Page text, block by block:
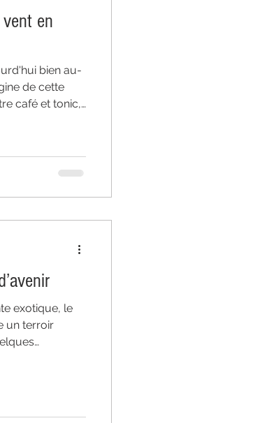
en
bien au-
de cette
café et tonic,
exotique, le
un terroir